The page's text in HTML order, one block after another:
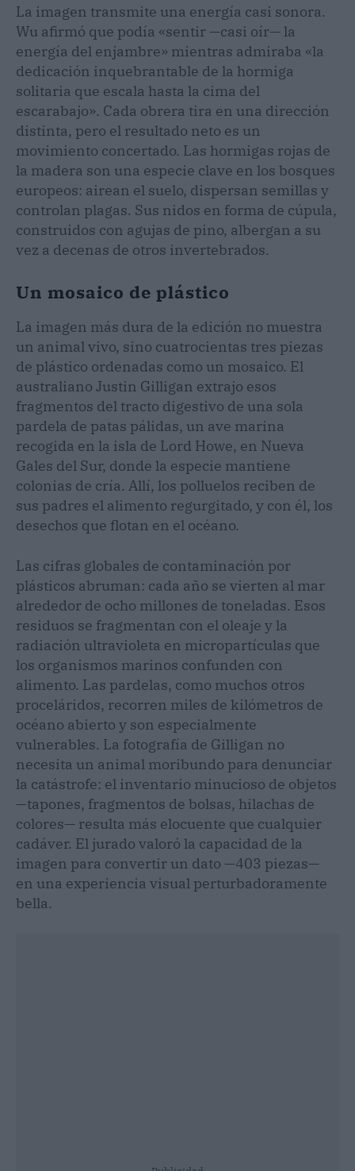
La imagen transmite una energía casi sonora.
Wu afirmó que podía «sentir —casi oír— la
energía del enjambre» mientras admiraba «la
dedicación inquebrantable de la hormiga
solitaria que escala hasta la cima del
escarabajo». Cada obrera tira en una dirección
distinta, pero el resultado neto es un
movimiento concertado. Las hormigas rojas de
la madera son una especie clave en los bosques
europeos: airean el suelo, dispersan semillas y
controlan plagas. Sus nidos en forma de cúpula,
construidos con agujas de pino, albergan a su
vez a decenas de otros invertebrados.
Un mosaico de plástico
La imagen más dura de la edición no muestra
un animal vivo, sino cuatrocientas tres piezas
de plástico ordenadas como un mosaico. El
australiano Justin Gilligan extrajo esos
fragmentos del tracto digestivo de una sola
pardela de patas pálidas, un ave marina
recogida en la isla de Lord Howe, en Nueva
Gales del Sur, donde la especie mantiene
colonias de cría. Allí, los polluelos reciben de
sus padres el alimento regurgitado, y con él, los
desechos que flotan en el océano.
Las cifras globales de contaminación por
plásticos abruman: cada año se vierten al mar
alrededor de ocho millones de toneladas. Esos
residuos se fragmentan con el oleaje y la
radiación ultravioleta en micropartículas que
los organismos marinos confunden con
alimento. Las pardelas, como muchos otros
proceláridos, recorren miles de kilómetros de
océano abierto y son especialmente
vulnerables. La fotografía de Gilligan no
necesita un animal moribundo para denunciar
la catástrofe: el inventario minucioso de objetos
—tapones, fragmentos de bolsas, hilachas de
colores— resulta más elocuente que cualquier
cadáver. El jurado valoró la capacidad de la
imagen para convertir un dato —403 piezas—
en una experiencia visual perturbadoramente
bella.